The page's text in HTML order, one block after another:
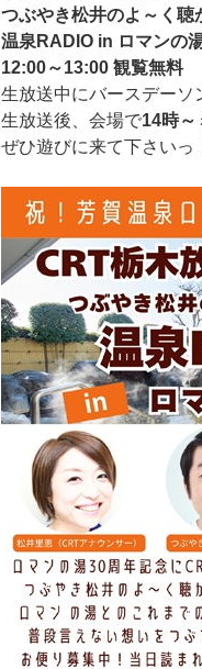
つぶやき松井のよ～く聴
温泉RADIO in ロマンの
12:00～13:00 観覧無料
生放送中にバースデーソ
生放送後、会場で14時～
ぜひ遊びに来て下さいっ